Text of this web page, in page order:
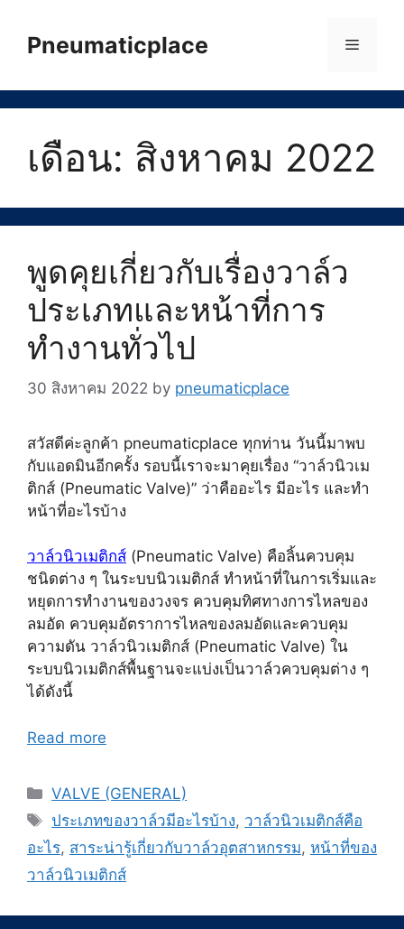
contentPneumaticplace Menu
เดือน: สิงหาคม 2022
พูดคุยเกี่ยวกับเรื่องวาล์ว
ประเภทและหน้าที่การ
ทำงานทั่วไป
30 สิงหาคม 2022 by pneumaticplace
สวัสดีค่ะลูกค้า pneumaticplace ทุกท่าน วันนี้มาพบ
กับแอดมินอีกครั้ง รอบนี้เราจะมาคุยเรื่อง “วาล์วนิวเม
ติกส์ (Pneumatic Valve)” ว่าคืออะไร มีอะไร และทำ
หน้าที่อะไรบ้าง
วาล์วนิวเมติกส์ (Pneumatic Valve) คือลิ้นควบคุม
ชนิดต่าง ๆ ในระบบนิวเมติกส์ ทำหน้าที่ในการเริ่มและ
หยุดการทำงานของวงจร ควบคุมทิศทางการไหลของ
ลมอัด ควบคุมอัตราการไหลของลมอัดและควบคุม
ความดัน วาล์วนิวเมติกส์ (Pneumatic Valve) ใน
ระบบนิวเมติกส์พื้นฐานจะแบ่งเป็นวาล์วควบคุมต่าง ๆ
ได้ดังนี้
Read more
Categories
VALVE (GENERAL)
Tags
ประเภทของวาล์วมีอะไรบ้าง, วาล์วนิวเมติกส์คือ
อะไร, สาระน่ารู้เกี่ยวกับวาล์วอุตสาหกรรม, หน้าที่ของ
วาล์วนิวเมติกส์